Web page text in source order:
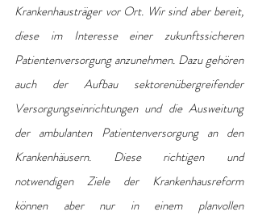
Krankenhausträger vor Ort. Wir sind aber bereit,
diese im Interesse einer zukunftssicheren
Patientenversorgung anzunehmen. Dazu gehören
auch der Aufbau sektorenübergreifender
Versorgungseinrichtungen und die Ausweitung
der ambulanten Patientenversorgung an den
Krankenhäusern. Diese richtigen und
notwendigen Ziele der Krankenhausreform
können aber nur in einem planvollen